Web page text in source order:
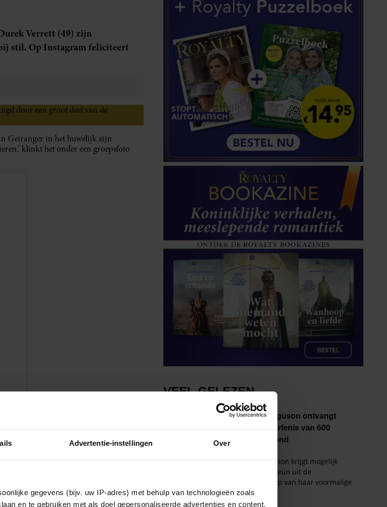
Advertentie-instellingen Over
gegevens (bijv. uw IP-adres) met behulp van technologieën zoals
en te gebruiken met als doel gepersonaliseerde advertenties en content,
Verrett (49) zijn
stil. Op Instagram feliciteert
door een groot deel van de
Geiranger in het huwelijk zijn
klinkt het onder een groepsfoto